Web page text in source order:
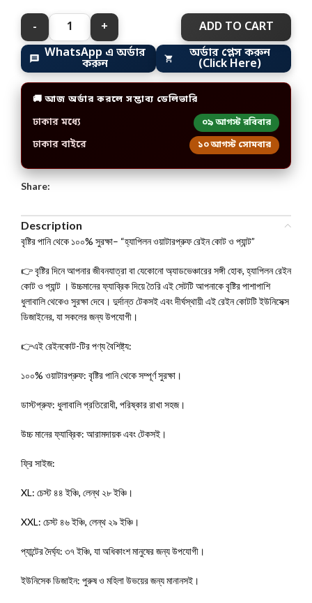
ADD TO CART
WhatsApp এ অর্ডার
করুন
অর্ডার প্লেস করুন
(Click Here)
🚚 আজ অর্ডার করলে সম্ভাব্য ডেলিভারি
ঢাকার মধ্যে ০৯ আগস্ট রবিবার
ঢাকার বাইরে ১০ আগস্ট সোমবার
Share:
Description
বৃষ্টির পানি থেকে ১০০% সুরক্ষা– “হ্যাপিলন ওয়াটারপ্রুফ রেইন কোট ও প্যান্ট”
👉 বৃষ্টির দিনে আপনার জীবনযাত্রা বা যেকোনো অ্যাডভেঞ্চারের সঙ্গী হোক, হ্যাপিলন রেইন
কোট ও প্যান্ট । উচ্চমানের ফ্যাব্রিক দিয়ে তৈরি এই সেটটি আপনাকে বৃষ্টির পাশাপাশি
ধুলাবালি থেকেও সুরক্ষা দেবে। দুর্দান্ত টেকসই এবং দীর্ঘস্থায়ী এই রেইন কোটটি ইউনিসেক্স
ডিজাইনের, যা সকলের জন্য উপযোগী।
👉এই রেইনকোট-টির পণ্য বৈশিষ্ট্য:
১০০% ওয়াটারপ্রুফ: বৃষ্টির পানি থেকে সম্পূর্ণ সুরক্ষা।
ডাস্টপ্রুফ: ধুলাবালি প্রতিরোধী, পরিষ্কার রাখা সহজ।
উচ্চ মানের ফ্যাব্রিক: আরামদায়ক এবং টেকসই।
ফ্রি সাইজ:
XL: চেস্ট ৪৪ ইঞ্চি, লেন্থ ২৮ ইঞ্চি।
XXL: চেস্ট ৪৬ ইঞ্চি, লেন্থ ২৯ ইঞ্চি।
প্যান্টের দৈর্ঘ্য: ৩৭ ইঞ্চি, যা অধিকাংশ মানুষের জন্য উপযোগী।
ইউনিসেক ডিজাইন: পুরুষ ও মহিলা উভয়ের জন্য মানানসই।